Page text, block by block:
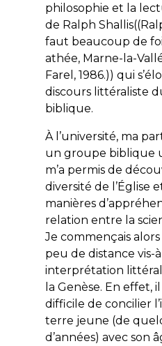
philosophie et la
de Ralph
faut beaucoup de
athée, Marne-la-
Farel, 1986.)) qui
discours littéraliste
biblique.
À l’université, ma
un groupe biblique
m’a permis de
diversité de l’Église
manières
relation entre la
Je commençais
peu de distance vis-
interprétation
la Genèse. En effet,
difficile de concilier
terre jeune (de
d’années) avec son